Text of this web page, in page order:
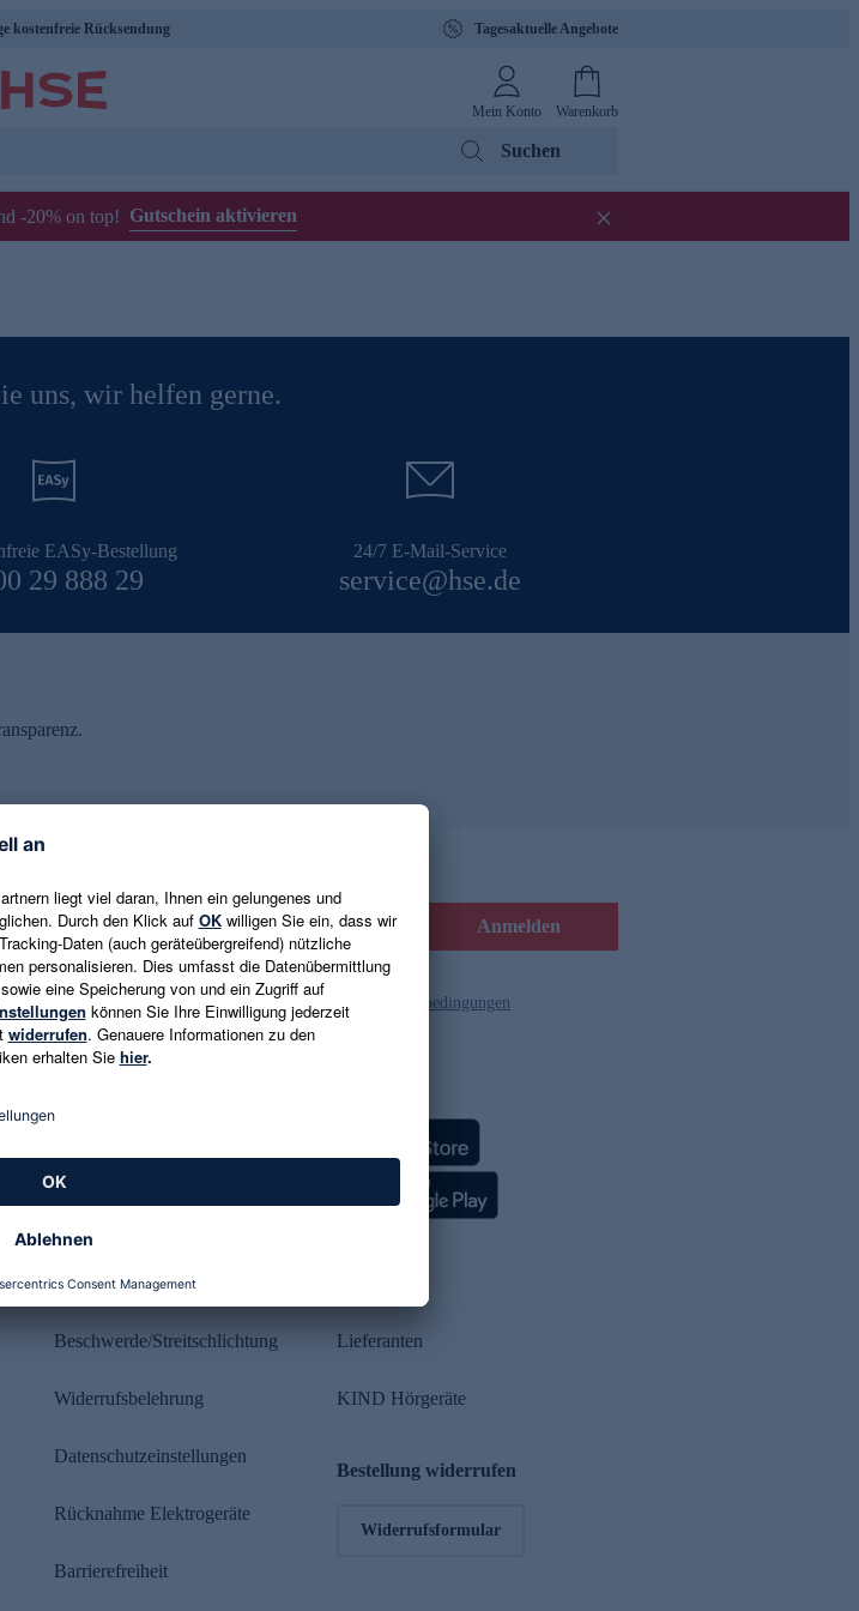
kostenfreie Rücksendung Tagesaktuelle Angebote
Mein Konto Warenkorb
Suchen
-20% on top! Gutschein aktivieren
uns, wir helfen gerne.
EASy-Bestellung
29 888 29
24/7 E-Mail-Service
service@hse.de
E-Mail-Adresse eingeben Anmelden
Es gelten die Datenschutzrichtlinien und die Gutscheinbedingungen
Rechtliches
Beschwerde/Streitschlichtung
Widerrufsbelehrung
Datenschutzeinstellungen
Rücknahme Elektrogeräte
Barrierefreiheit
Lieferanten
KIND Hörgeräte
Bestellung widerrufen
Widerrufsformular